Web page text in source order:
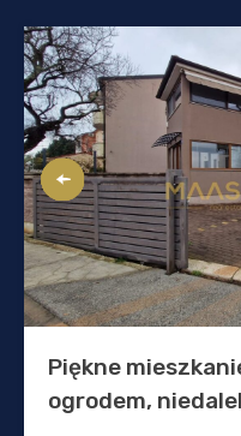
Piękne
ogrodem,